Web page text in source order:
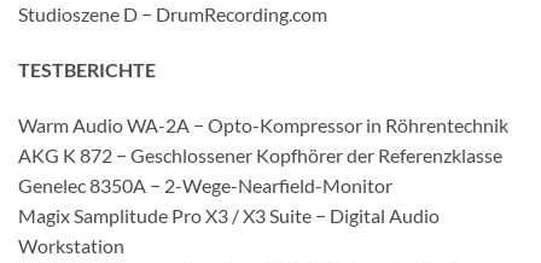
Studioszene D − DrumRecording.com
TESTBERICHTE
Warm Audio WA-2A − Opto-Kompressor in Röhrentechnik
AKG K 872 − Geschlossener Kopfhörer der Referenzklasse
Genelec 8350A − 2-Wege-Nearfield-Monitor
Magix Samplitude Pro X3 / X3 Suite − Digital Audio
Workstation